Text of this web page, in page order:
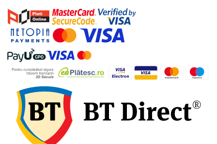
Motopompe
Hidrofoare
Vase de expansiune pentru
hidrofor
Grupuri de pompare apa
Echipamente de filtrare si
dedurizare apa
Contoare de apa - Apometre
Camine apometru